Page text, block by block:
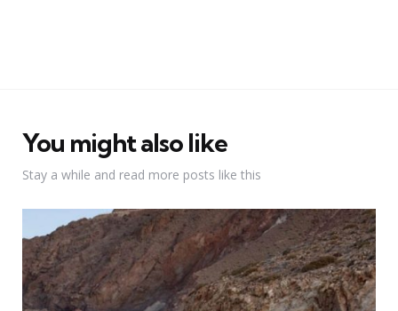
You might also like
Stay a while and read more posts like this